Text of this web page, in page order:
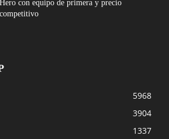
Hero con equipo de primera y precio
competitivo
5968
3904
1337